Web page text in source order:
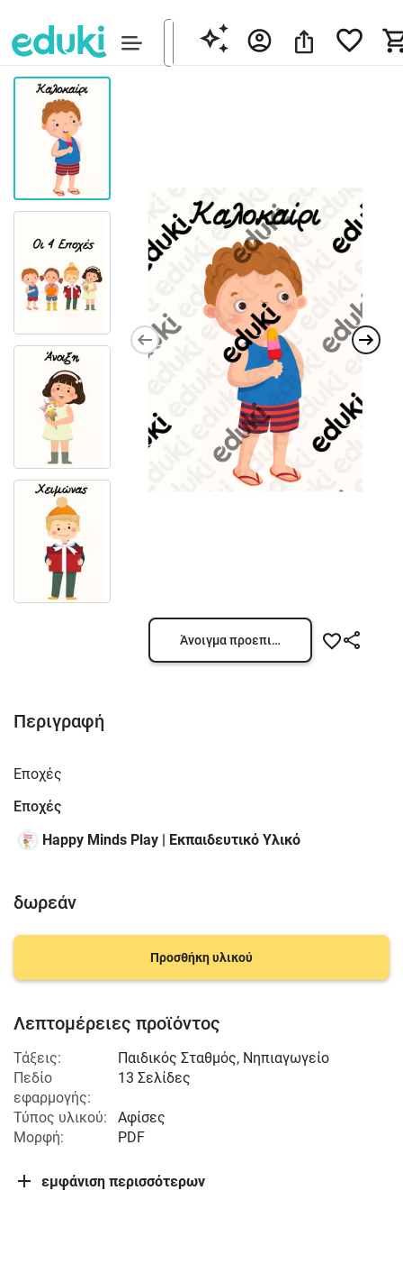
Άνοιγμα προεπισκόπησης
Περιγραφή
Εποχές
Εποχές
Happy Minds Play | Εκπαιδευτικό Υλικό
δωρεάν
Προσθήκη υλικού
Λεπτομέρειες προϊόντος
Τάξεις: Παιδικός Σταθμός, Νηπιαγωγείο
Πεδίο
εφαρμογής:
13 Σελίδες
Τύπος υλικού:
Αφίσες
Μορφή:
PDF
εμφάνιση περισσότερων